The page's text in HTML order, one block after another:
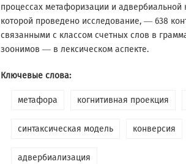
процессах метафоризации и
которой проведено исследование, — 638
связанными с классом счетных слов в
зоонимов — в лексическом аспекте.
Ключевые слова:
метафора когнитивная проекция
синтаксическая модель конверсия
адвербиализация